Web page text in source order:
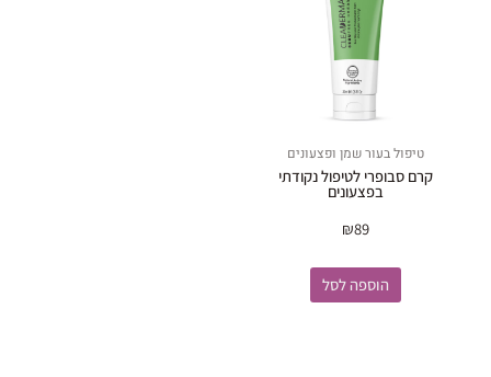
טיפול בעור שמן ופצעונים
קרם סבופרי לטיפול נקודתי
בפצעונים
₪89
הוספה לסל